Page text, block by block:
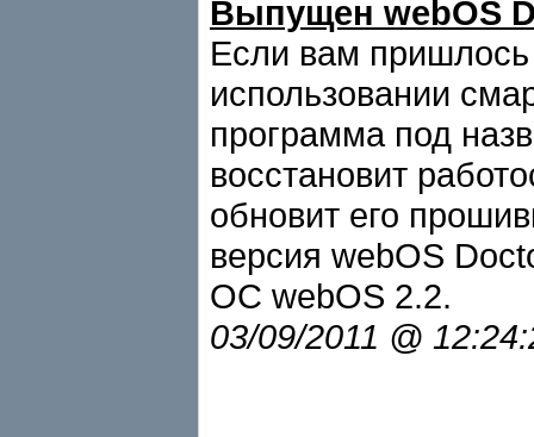
Выпущен webOS
Если вам пришлось
использовании
программа под
восстановит
обновит его
версия webOS
ОС webOS 2.2.
03/09/2011 @